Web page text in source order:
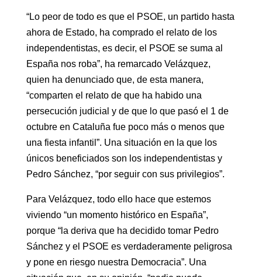
“Lo peor de todo es que el PSOE, un partido hasta
ahora de Estado, ha comprado el relato de los
independentistas, es decir, el PSOE se suma al
España nos roba”, ha remarcado Velázquez,
quien ha denunciado que, de esta manera,
“comparten el relato de que ha habido una
persecución judicial y de que lo que pasó el 1 de
octubre en Cataluña fue poco más o menos que
una fiesta infantil”. Una situación en la que los
únicos beneficiados son los independentistas y
Pedro Sánchez, “por seguir con sus privilegios”.
Para Velázquez, todo ello hace que estemos
viviendo “un momento histórico en España”,
porque “la deriva que ha decidido tomar Pedro
Sánchez y el PSOE es verdaderamente peligrosa
y pone en riesgo nuestra Democracia”. Una